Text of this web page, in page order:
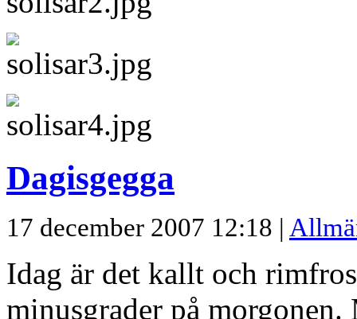
Dagisgegga
17 december 2007 12:18 |
Idag är det kallt och
minusgrader på morgonen.